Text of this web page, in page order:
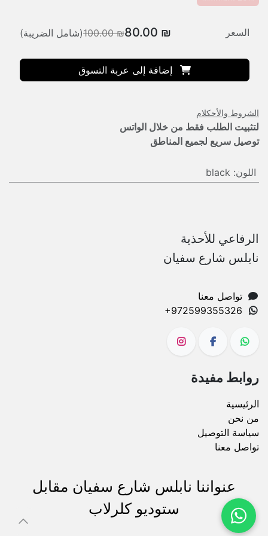
إضافة إلى عربة التسوق
السعر ₪
80.00
₪
100.00(شامل الضريبة)
الشروط والأحكلام
لتثبيت الطلب فقط من خلال الواتس
توصيل سريع لجميع المناطق
اللون:
black
الرفاعي للأحذية
نابلس شارع سفيان
تواصل معنا
+972599355326
روابط مفيدة
الرئيسية
من نحن
سياسة التوصيل
تواصل معنا
عنواننا نابلس شارع سفيان مقابل
ستوديو كلرلاب